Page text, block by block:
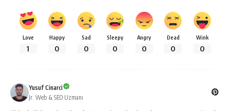
Love
1
Happy
0
Sad
0
Sleepy
0
Angry
0
Dead
0
Wink
0
Yusuf Cinarci
Jr. Web & SEO Uzmanı